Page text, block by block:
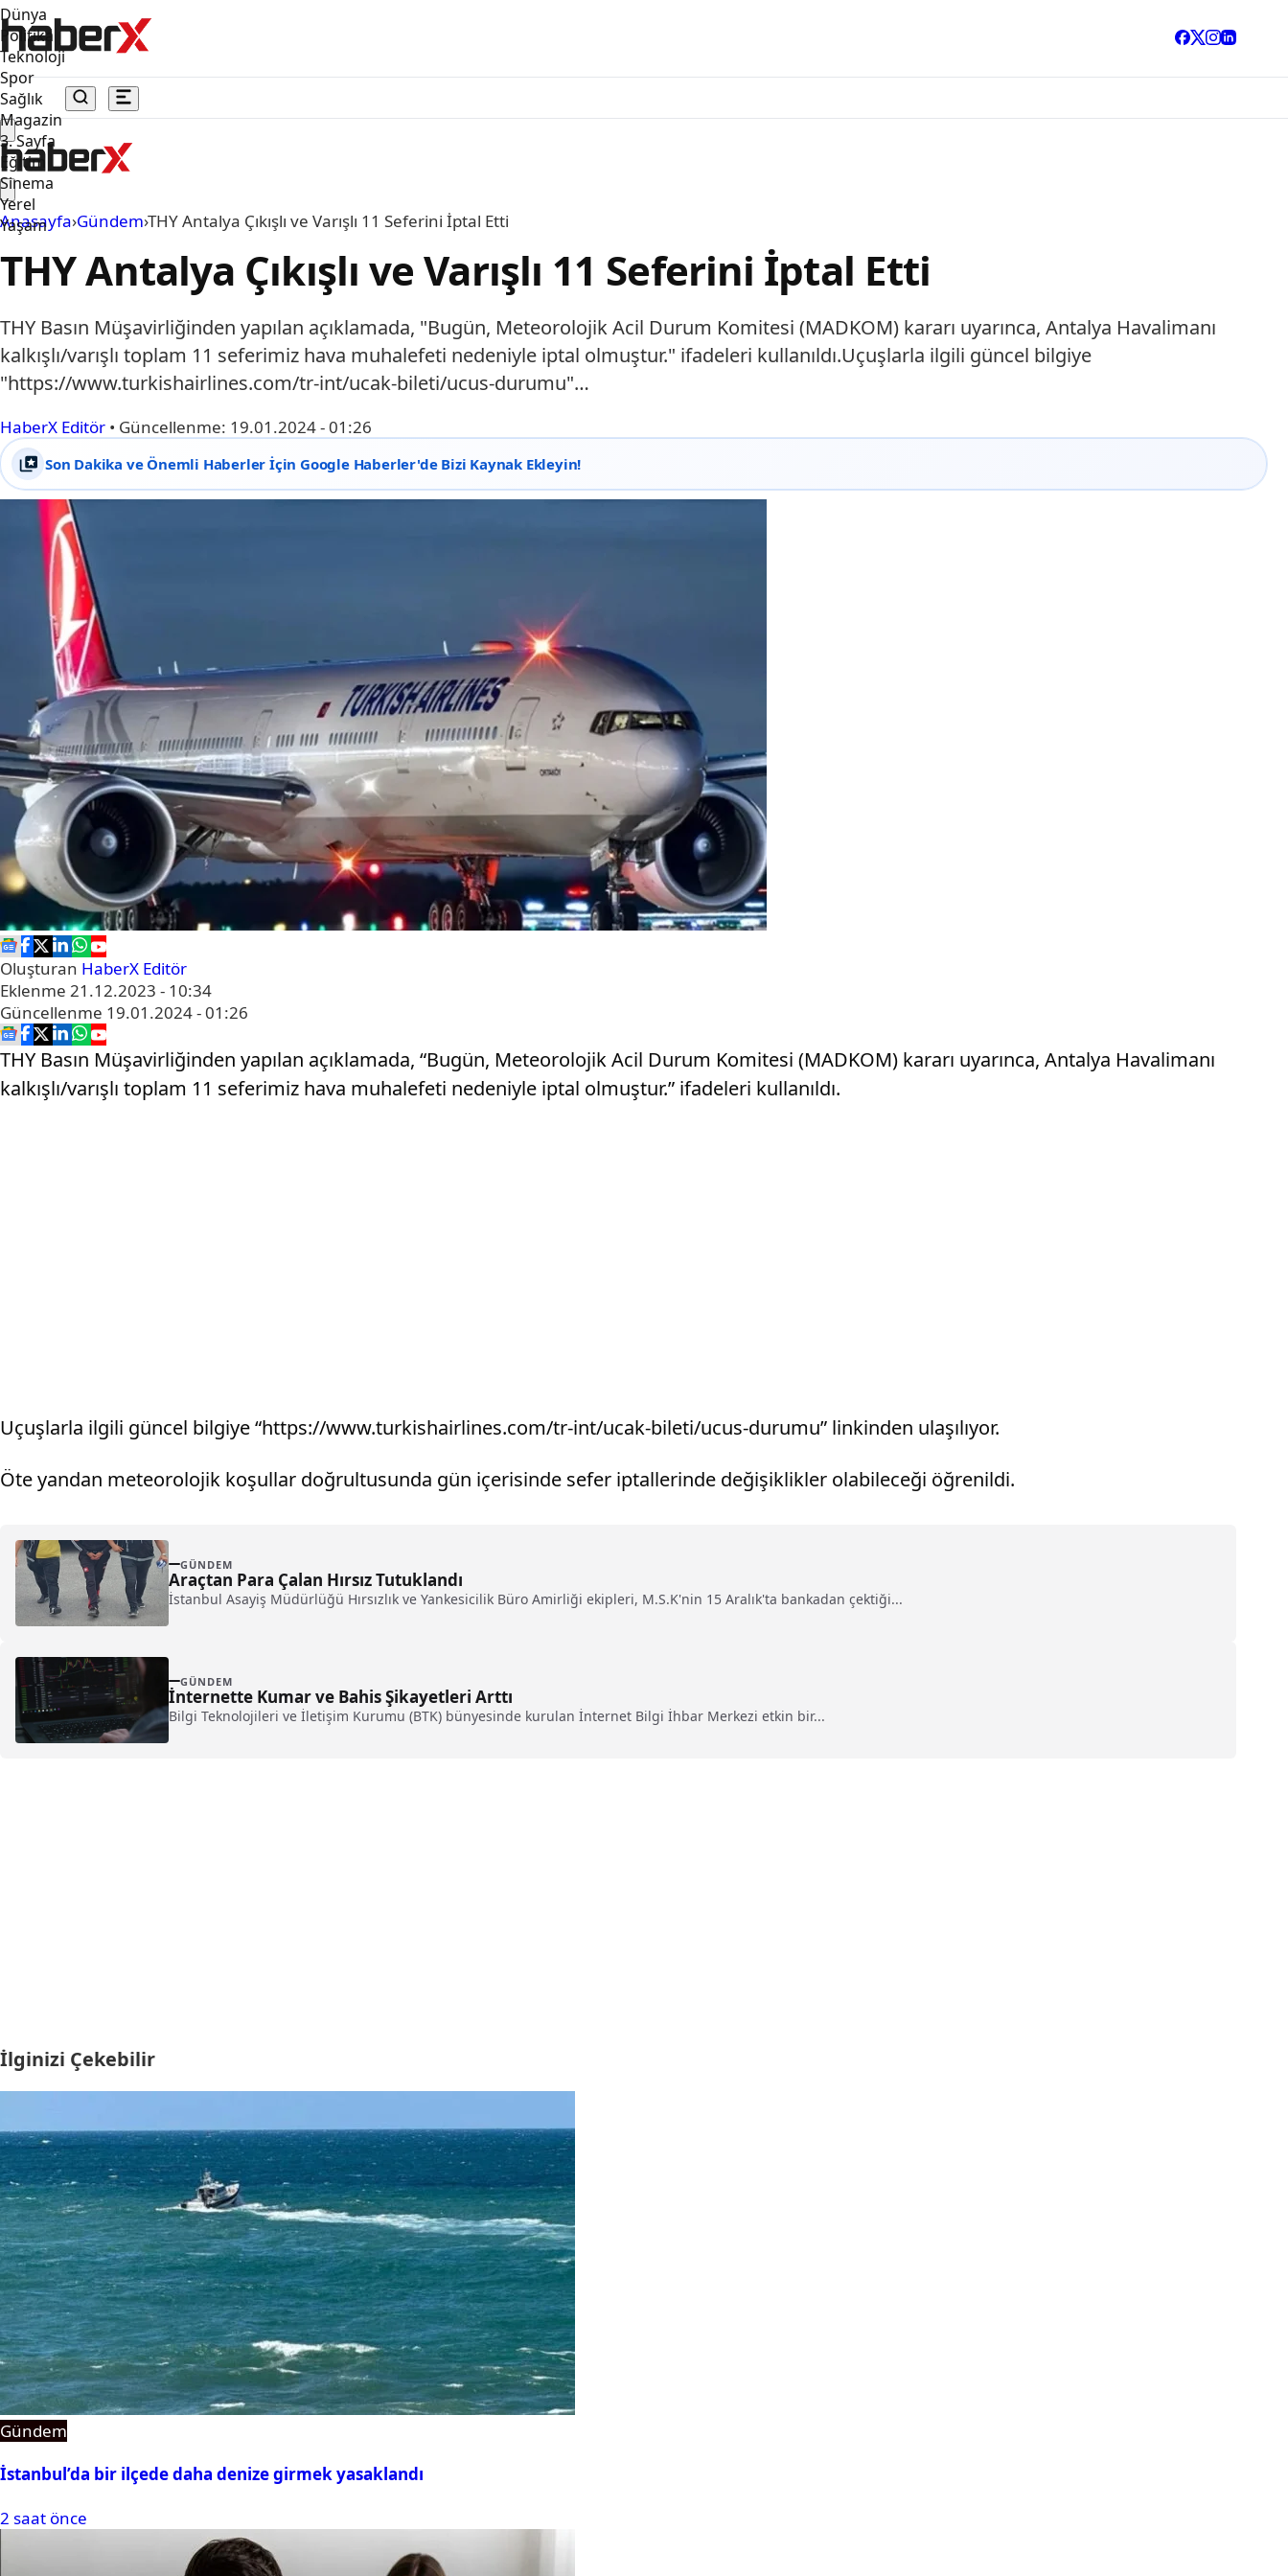
Dünya
Politika
Teknoloji
Spor
Sağlık
Magazin
3. Sayfa
Eğitim
Sinema
Yerel
Yaşam
Anasayfa›Gündem›THY Antalya Çıkışlı ve Varışlı 11 Seferini İptal Etti
THY Antalya Çıkışlı ve Varışlı 11 Seferini İptal Etti
THY Basın Müşavirliğinden yapılan açıklamada, "Bugün, Meteorolojik Acil Durum Komitesi (MADKOM) kararı uyarınca, Antalya Havalimanı
kalkışlı/varışlı toplam 11 seferimiz hava muhalefeti nedeniyle iptal olmuştur." ifadeleri kullanıldı.Uçuşlarla ilgili güncel bilgiye
"https://www.turkishairlines.com/tr-int/ucak-bileti/ucus-durumu"…
HaberX Editör • Güncellenme: 19.01.2024 - 01:26
Son Dakika ve Önemli Haberler İçin Google Haberler'de Bizi Kaynak Ekleyin!
Oluşturan HaberX Editör
Eklenme 21.12.2023 - 10:34
Güncellenme 19.01.2024 - 01:26
THY Basın Müşavirliğinden yapılan açıklamada, “Bugün, Meteorolojik Acil Durum Komitesi (MADKOM) kararı uyarınca, Antalya Havalimanı
kalkışlı/varışlı toplam 11 seferimiz hava muhalefeti nedeniyle iptal olmuştur.” ifadeleri kullanıldı.
Uçuşlarla ilgili güncel bilgiye “https://www.turkishairlines.com/tr-int/ucak-bileti/ucus-durumu” linkinden ulaşılıyor.
Öte yandan meteorolojik koşullar doğrultusunda gün içerisinde sefer iptallerinde değişiklikler olabileceği öğrenildi.
GÜNDEM
Araçtan Para Çalan Hırsız Tutuklandı
İstanbul Asayiş Müdürlüğü Hırsızlık ve Yankesicilik Büro Amirliği ekipleri, M.S.K'nin 15 Aralık'ta bankadan çektiği...
GÜNDEM
İnternette Kumar ve Bahis Şikayetleri Arttı
Bilgi Teknolojileri ve İletişim Kurumu (BTK) bünyesinde kurulan İnternet Bilgi İhbar Merkezi etkin bir...
İlginizi Çekebilir
Gündem
İstanbul’da bir ilçede daha denize girmek yasaklandı
2 saat önce